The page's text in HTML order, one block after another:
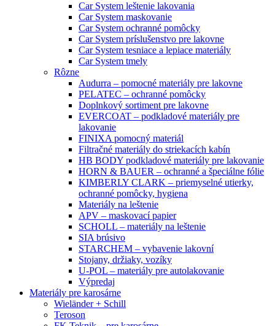
Car System leštenie lakovania
Car System maskovanie
Car System ochranné pomôcky
Car System príslušenstvo pre lakovne
Car System tesniace a lepiace materiály
Car System tmely
Rôzne
Audurra – pomocné materiály pre lakovne
PELATEC – ochranné pomôcky
Doplnkový sortiment pre lakovne
EVERCOAT – podkladové materiály pre
lakovanie
FINIXA pomocný materiál
Filtračné materiály do striekacích kabín
HB BODY podkladové materiály pre lakovanie
HORN & BAUER – ochranné a špeciálne fólie
KIMBERLY CLARK – priemyselné utierky,
ochranné pomôcky, hygiena
Materiály na leštenie
APV – maskovací papier
SCHOLL – materiály na leštenie
SIA brúsivo
STARCHEM – vybavenie lakovní
Stojany, držiaky, vozíky
U-POL – materiály pre autolakovanie
Výpredaj
Materiály pre karosárne
Wieländer + Schill
Teroson